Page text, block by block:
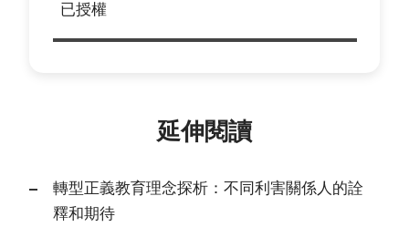
已授權
延伸閱讀
轉型正義教育理念探析：不同利害關係人的詮
釋和期待